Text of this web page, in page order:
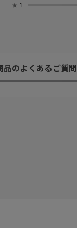
★ 1
品のよくあるご質問